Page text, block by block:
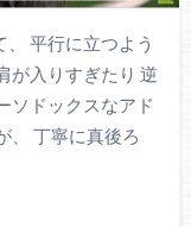
平行に立つよう
が入りすぎたり 逆
ソドックスなアド
、 丁寧に真後ろ